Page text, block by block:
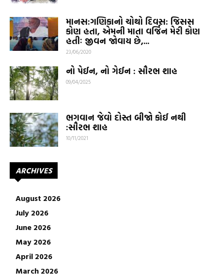
માનસ:ગણિકાનો ચોથો દિવસ: જિસસ
કોણ હતા, એમની માતા વર્જિન મેરી કોણ
હતીઃ જીવન જોવાય છે,...
23/06/2020
નો પેઈન, નો ગેઈન : સૌરભ શાહ
09/04/2025
ભગવાન જેવો દોસ્ત બીજો કોઈ નથી
:સૌરભ શાહ
10/11/2021
ARCHIVES
August 2026
July 2026
June 2026
May 2026
April 2026
March 2026